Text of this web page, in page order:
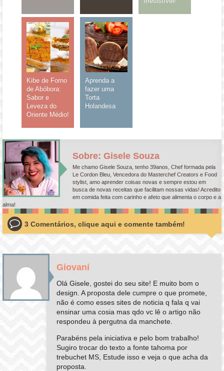
Kibe de Forno
de Abóbora:
Sabor e
Leveza do
Oriente Médio!
Aprenda a
fazer uma
Torta
Holandesa
Sobre: Gisele Souza
Me chamo Gisele Souza, tenho 39anos, Chef formada pela
Le Cordon Bleu, Vencedora do Masterchef Creators e Food
stylist, amo aprender coisas novas e sempre estou em
busca de novas receitas que facilitam nossas vidas! Acredito
em comida feita com carinho e afeto que alimenta o corpo e a
alma!
3 Comentários, clique aqui e comente também!
Giovani
Olá Gisele, gostei do seu site! E muito bom o
design. A proposta dele cumpre o que promete,
não é como esses sites de noticia q fala q vai
ensinar uma cosia mas qdo vc lê o artigo não
respondeu à pergutna da manchete.
Parabéns pela iniciativa e pelo bom trabalho!
Sugiro trocar do texto a fonte tahoma por
trebuchet MS, Estude isso e veja o que acha da
proposta.